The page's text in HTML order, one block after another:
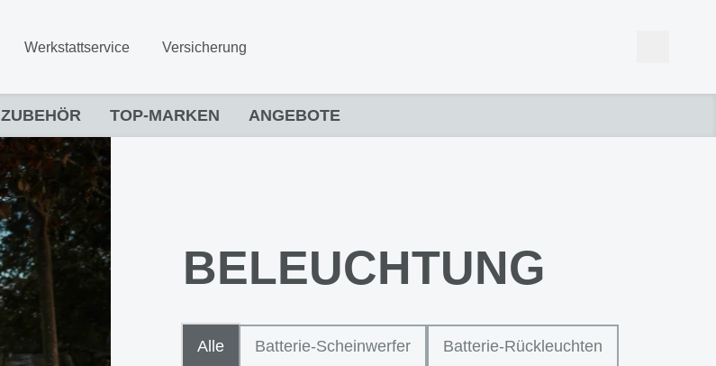
Werkstattservice Versicherung
ZUBEHÖR TOP-MARKEN ANGEBOTE
BELEUCHTUNG
Alle Batterie-Scheinwerfer Batterie-Rückleuchten